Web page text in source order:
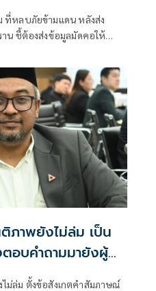
น ชี้ต้องส่งข้อมูลมัดคอให้
ติไทยช่วยยุติลัทธิคอมมิวนิสต์
-คนสองสัญชาติกลับไม่เห็น
ริง
ภาพยังไม่ล่ม เป็น
อบคำถามมายังผู้
ม่ล่ม ตั้งข้อสังเกตคำสัมภาษณ์